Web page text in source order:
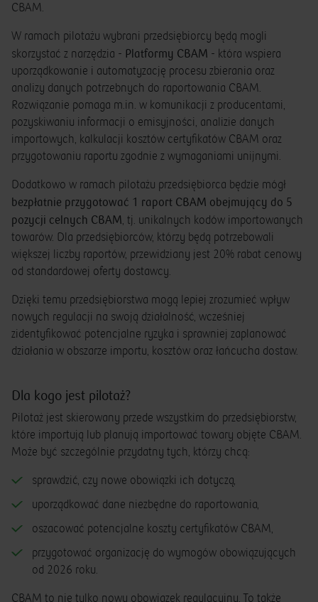
CBAM.
W ramach pilotażu wybrani przedsiębiorcy będą mogli
skorzystać z narzędzia - Platformy CBAM - która wspiera
uporządkowanie i automatyzację procesu zbierania oraz
analizy danych potrzebnych do raportowania CBAM.
Rozwiązanie pomaga m.in. w komunikacji z producentami,
pozyskiwaniu informacji o emisyjności, analizie danych
importowych, kalkulacji kosztów certyfikatów CBAM oraz
przygotowaniu raportu zgodnie z wymaganiami unijnymi.
Dodatkowo w ramach pilotażu przedsiębiorca będzie mógł
bezpłatnie przygotować 1 raport CBAM obejmujący do 5
pozycji celnych CBAM, tj. unikalnych kodów importowanych
towarów. Dla przedsiębiorców, którzy będą potrzebowali
większej liczby raportów, przewidziany jest 20% rabat cenowy
od standardowej oferty dostawcy.
Dzięki temu przedsiębiorstwa mogą lepiej zrozumieć wpływ
nowych regulacji na swoją działalność, wcześniej
zidentyfikować potencjalne ryzyka i sprawniej zaplanować
działania w obszarze importu, kosztów oraz łańcucha dostaw.
Dla kogo jest pilotaż?
Pilotaż jest skierowany przede wszystkim do przedsiębiorstw,
które importują lub planują importować towary objęte CBAM.
Może być szczególnie przydatny tych, którzy chcą:
sprawdzić, czy nowe obowiązki ich dotyczą,
uporządkować dane niezbędne do raportowania,
oszacować potencjalne koszty certyfikatów CBAM,
przygotować organizację do wymogów obowiązujących
od 2026 roku.
CBAM to nie tylko nowy obowiązek regulacyjny. To także